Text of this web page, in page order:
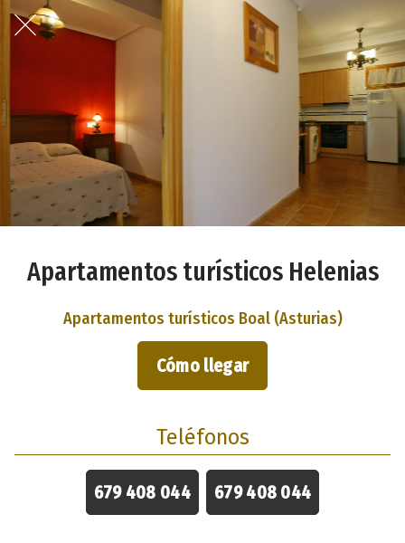
Apartamentos turísticos Helenias
Apartamentos turísticos Boal (Asturias)
Cómo llegar
Teléfonos
679 408 044 679 408 044